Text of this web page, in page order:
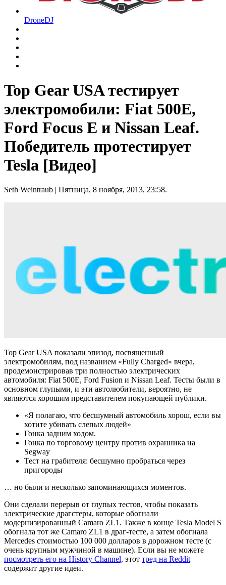
DroneDJ
Top Gear USA тестирует
электромобили: Fiat 500E,
Ford Focus E и Nissan Leaf.
Победитель протестирует
Tesla [Видео]
Seth Weintraub | Пятница, 8 ноября, 2013, 23:58.
Top Gear USA показали эпизод, посвященный
электромобилям, под названием «Fully Charged» вчера,
продемонстрировав три полностью электрических
автомобиля: Fiat 500E, Ford Fusion и Nissan Leaf. Тесты были в
основном глупыми, и эти автолюбители, вероятно, не
являются хорошим представителем покупающей публики.
«Я полагаю, что бесшумный автомобиль хорош, если вы
хотите убивать слепых людей»
Гонка задним ходом.
Гонка по торговому центру против охранника на
Segway
Тест на грабителя: бесшумно пробраться через
пригороды
… но были и несколько запоминающихся моментов.
Они сделали перерыв от глупых тестов, чтобы показать
электрические драгстеры, которые обогнали
модернизированный Camaro ZL1. Также в конце Tesla Model S
обогнала тот же Camaro ZL1 в драг-тесте, а затем обогнала
Mercedes стоимостью 100 000 долларов в дорожном тесте (с
очень крупным мужчиной в машине). Если вы не можете
посмотреть его на History Channel, этот тред на Reddit
содержит другие идеи.